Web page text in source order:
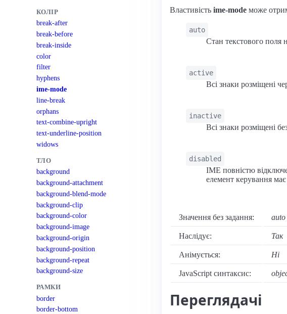
КОЛІР
break-after
break-before
break-inside
color
filter
hyphens
ime-mode
line-break
orphans
text-combine-upright
text-underline-position
widows
ТЛО
background
background-attachment
background-blend-mode
background-clip
background-color
background-image
background-origin
background-position
background-repeat
background-size
РАМКИ
border
border-bottom
Властивість ime-mode може
auto
Стан текстового поля
active
Всі знаки розміщені
inactive
Всі знаки розміщені
disabled
IME повністю
елемент керування
Значення без задання: auto
Наслідує: Так
Анімується: Ні
JavaScript синтаксис:
Переглядачі